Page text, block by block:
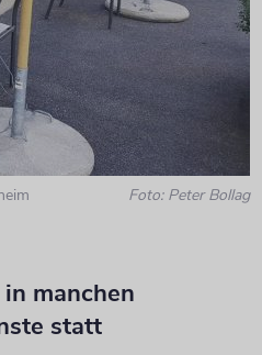
Foto: Peter Bollag
manchen
statt